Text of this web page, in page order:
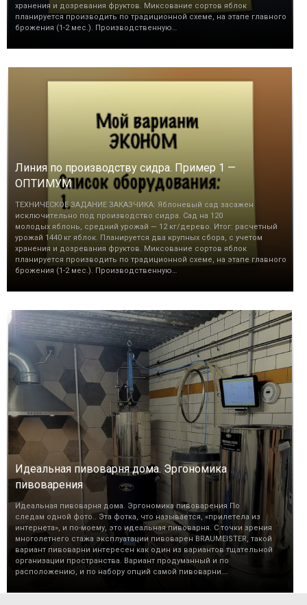
хранения и дозревания фруктов. Миксование сортов яблок
планируется производить по традиционной схеме, на этапе главного
брожения (1-2 мес.). Производственную…
Линия по производству сидра. Пример 1 —
ОПТИМУМ
ТЕХНИЧЕСКОЕ ЗАДАНИЕ ЗАКАЗЧИКА: Яблоневый сад засажен
исключительно под производство сидра. Сад на 120
молодых яблонь, средний урожай — 12 кг/дерево. Итог: расчетный
урожай 1440 кг яблок. Планируется два крупных сбора, с учетом
хранения и дозревания фруктов. Миксование сортов яблок
планируется производить по традиционной схеме, на этапе главного
брожения (1-2 мес.). Производственную…
Идеальная пивоварня дома. Эргономика
пивоварения
Идеальная пивоварня дома. Эргономика пивоварения По
следам одной фото.. Эта фотка, что называется, «прилетела из
интернета», и по-моему, это идеальная пивоварня. С точки зрения
многолетнего стажа эксплуатации пивоварен BRAUMEISTER, такой
вариант пивоварни интересен как один из вариантов тщательной
организации пространства. Вариант продуманный и по
расположению, и по набору опций самой пивоварни….